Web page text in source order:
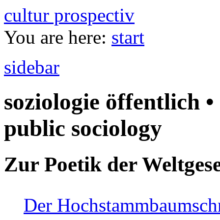
cultur prospectiv
You are here: start
sidebar
soziologie öffentlich
public sociology
Zur Poetik der
Der